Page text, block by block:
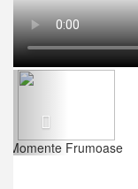
Momente Frumoase
Previous